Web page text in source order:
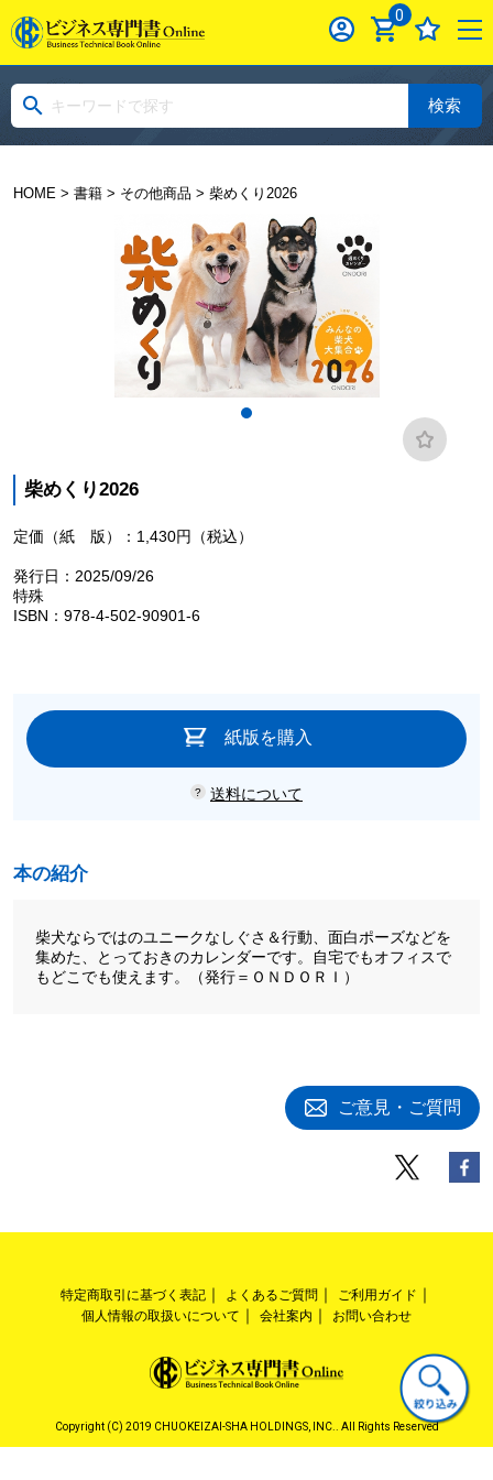
0
検索
HOME> 書籍> その他商品 > 柴めくり2026
柴めくり2026
定価（紙 版）：1,430円（税込）
発行日：2025/09/26
特殊
ISBN：978-4-502-90901-6
紙版を購入
送料について
本の紹介
柴犬ならではのユニークなしぐさ＆行動、面白ポーズなどを
集めた、とっておきのカレンダーです。自宅でもオフィスで
もどこでも使えます。（発行＝ＯＮＤＯＲＩ）
ご意見・ご質問
特定商取引に基づく表記 よくあるご質問
ご利用ガイド
個人情報の取扱いについて
会社案内 お問い合わせ
Copyright (C) 2019 CHUOKEIZAI-SHA HOLDINGS, INC.. All Rights Reserved